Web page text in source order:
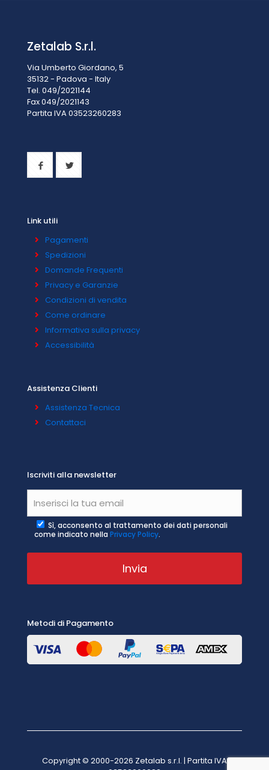
Zetalab S.r.l.
Via Umberto Giordano, 5
35132 - Padova - Italy
Tel. 049/2021144
Fax 049/2021143
Partita IVA 03523260283
Link utili
Pagamenti
Spedizioni
Domande Frequenti
Privacy e Garanzie
Condizioni di vendita
Come ordinare
Informativa sulla privacy
Accessibilità
Assistenza Clienti
Assistenza Tecnica
Contattaci
Iscriviti alla newsletter
Sì, acconsento al trattamento dei dati personali
come indicato nella Privacy Policy.
Metodi di Pagamento
Copyright © 2000-2026 Zetalab s.r.l. | Partita IVA